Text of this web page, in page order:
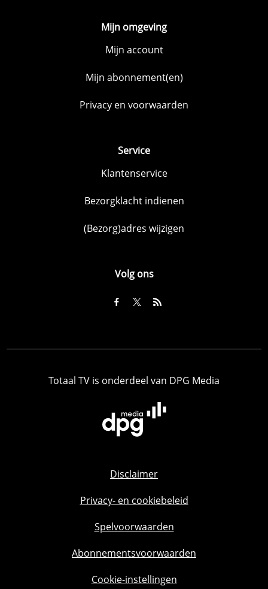
Mijn omgeving
Mijn account
Mijn abonnement(en)
Privacy en voorwaarden
Service
Klantenservice
Bezorgklacht indienen
(Bezorg)adres wijzigen
Volg ons
Totaal TV is onderdeel van DPG Media
Disclaimer
Privacy- en cookiebeleid
Spelvoorwaarden
Abonnementsvoorwaarden
Cookie-instellingen